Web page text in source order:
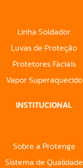
Linha Soldador
Luvas de Proteção
Protetores Faciais
Vapor Superaquecido
INSTITUCIONAL
Sobre a Protenge
Sistema de Qualidade